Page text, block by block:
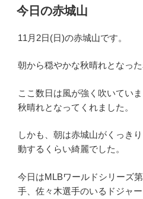
稿
日:
今日の赤城山
11月2日(日)の赤城山です。
朝から穏やかな秋晴れとなった
ここ数日は風が強く吹いてい
秋晴れとなってくれました。
しかも、朝は赤城山がくっき
動するくらい綺麗でした。
今日はMLBワールドシリーズ
手、佐々木選手のいるドジャ